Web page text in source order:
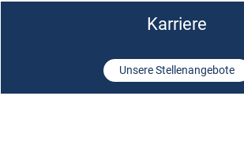
Karriere
Unsere Stellenangebote